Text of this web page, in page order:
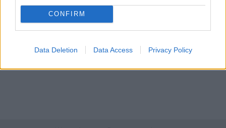
CONFIRM
Data Deletion Data Access Privacy Policy